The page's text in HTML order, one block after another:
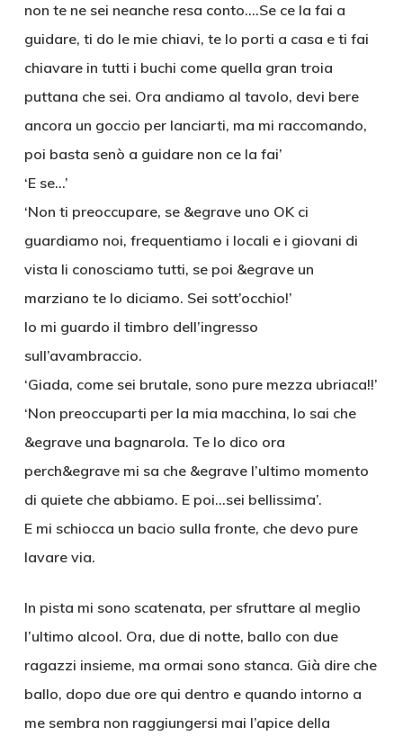
non te ne sei neanche resa conto….Se ce la fai a
guidare, ti do le mie chiavi, te lo porti a casa e ti fai
chiavare in tutti i buchi come quella gran troia
puttana che sei. Ora andiamo al tavolo, devi bere
ancora un goccio per lanciarti, ma mi raccomando,
poi basta senò a guidare non ce la fai’
‘E se…’
‘Non ti preoccupare, se &egrave uno OK ci
guardiamo noi, frequentiamo i locali e i giovani di
vista li conosciamo tutti, se poi &egrave un
marziano te lo diciamo. Sei sott’occhio!’
Io mi guardo il timbro dell’ingresso
sull’avambraccio.
‘Giada, come sei brutale, sono pure mezza ubriaca!!’
‘Non preoccuparti per la mia macchina, lo sai che
&egrave una bagnarola. Te lo dico ora
perch&egrave mi sa che &egrave l’ultimo momento
di quiete che abbiamo. E poi…sei bellissima’.
E mi schiocca un bacio sulla fronte, che devo pure
lavare via.
In pista mi sono scatenata, per sfruttare al meglio
l’ultimo alcool. Ora, due di notte, ballo con due
ragazzi insieme, ma ormai sono stanca. Già dire che
ballo, dopo due ore qui dentro e quando intorno a
me sembra non raggiungersi mai l’apice della